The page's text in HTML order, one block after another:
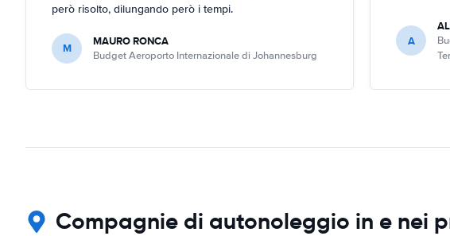
però risolto, dilungando però i tempi.
M MAURO RONCA
Budget Aeroporto Internazionale di Johannesburg
A
Compagnie di autonoleggio in e nei